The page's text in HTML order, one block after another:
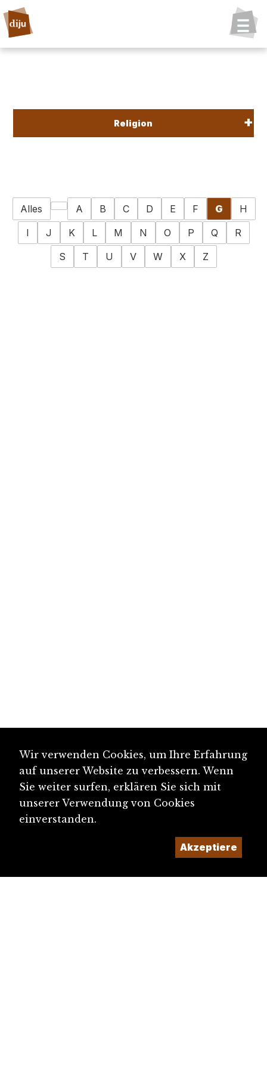
Religion
Alles A B C D E F G
H
I
J K L M N O P Q
R
S
T U V W X Z
Wir verwenden Cookies, um Ihre Erfahrung
auf unserer Website zu verbessern. Wenn
Sie weiter surfen, erklären Sie sich mit
unserer Verwendung von Cookies
einverstanden.
Akzeptiere